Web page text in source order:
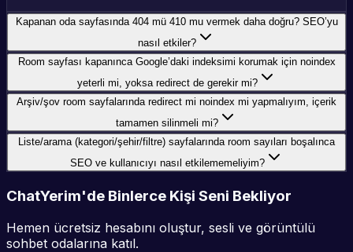
Kapanan oda sayfasında 404 mü 410 mu vermek daha doğru? SEO’yu
nasıl etkiler?
Room sayfası kapanınca Google’daki indeksimi korumak için noindex
yeterli mi, yoksa redirect de gerekir mi?
Arşiv/şov room sayfalarında redirect mi noindex mi yapmalıyım, içerik
tamamen silinmeli mi?
Liste/arama (kategori/şehir/filtre) sayfalarında room sayıları boşalınca
SEO ve kullanıcıyı nasıl etkilememeliyim?
ChatYerim'de Binlerce Kişi Seni Bekliyor
Hemen ücretsiz hesabını oluştur, sesli ve görüntülü
sohbet odalarına katıl.